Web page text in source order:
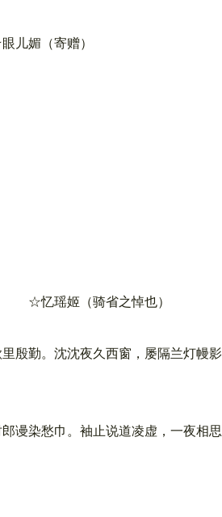
儿媚（寄赠）
☆忆瑶姬（骑省之悼也）
勤。沈沈夜久西窗，屡隔兰灯幔
染愁巾。袖止说道凌虚，一夜相